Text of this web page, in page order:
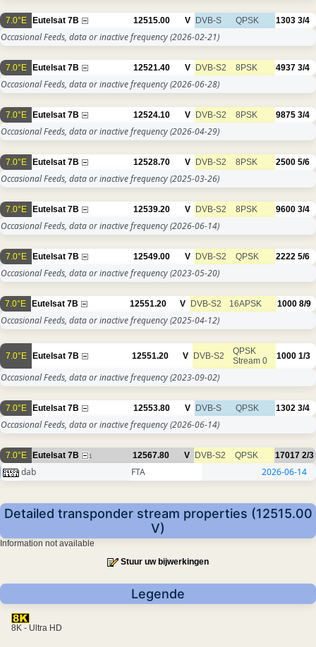
7.0°E Eutelsat 7B 12515.00 V DVB-S QPSK 1303 3/4
Occasional Feeds, data or inactive frequency(2026-02-21)
7.0°E Eutelsat 7B 12521.40 V DVB-S2 8PSK 4937 3/4
Occasional Feeds, data or inactive frequency(2026-06-28)
7.0°E Eutelsat 7B 12524.10 V DVB-S2 8PSK 9875 3/4
Occasional Feeds, data or inactive frequency(2026-04-29)
7.0°E Eutelsat 7B 12528.70 V DVB-S2 8PSK 2500 5/6
Occasional Feeds, data or inactive frequency(2025-03-26)
7.0°E Eutelsat 7B 12539.20 V DVB-S2 8PSK 9600 3/4
Occasional Feeds, data or inactive frequency(2026-06-14)
7.0°E Eutelsat 7B 12549.00 V DVB-S2 QPSK 2222 5/6
Occasional Feeds, data or inactive frequency(2023-05-20)
7.0°E Eutelsat 7B 12551.20 V DVB-S2 16APSK 1000 8/9
Occasional Feeds, data or inactive frequency(2025-04-12)
7.0°E Eutelsat 7B 12551.20 V DVB-S2
QPSK
Stream 0
1000 1/3
Occasional Feeds, data or inactive frequency(2023-09-02)
7.0°E Eutelsat 7B 12553.80 V DVB-S QPSK 1302 3/4
Occasional Feeds, data or inactive frequency(2026-06-14)
7.0°E Eutelsat 7B 1 12567.80 V DVB-S2 QPSK 17017 2/3
dab FTA 2026-06-14
Detailed transponder stream properties (12515.00
V)
Information not available
Stuur uw bijwerkingen
Legende
8K - Ultra HD